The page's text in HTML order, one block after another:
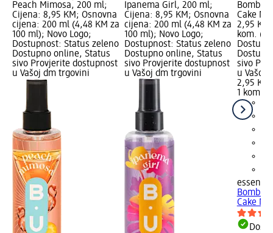
Peach Mimosa, 200 ml;
Cijena: 8,95 KM; Osnovna
cijena: 200 ml (4,48 KM za
100 ml); Novo Logo;
Dostupnost: Status zeleno
Dostupno online, Status
sivo Provjerite dostupnost
u Vašoj dm trgovini
Ipanema Girl, 200 ml;
Cijena: 8,95 KM; Osnovna
cijena: 200 ml (4,48 KM za
100 ml); Novo Logo;
Dostupnost: Status zeleno
Dostupno online, Status
sivo Provjerite dostupnost
u Vašoj dm trgovini
Bomb
Cake
2,95
kom.
sivo
u Vašoj
2,95 KM
1 kom.
essence
Bomb
Cake